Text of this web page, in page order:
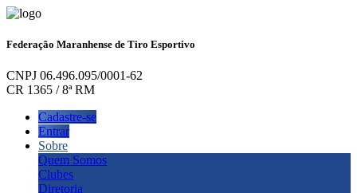
Federação Maranhense de Tiro Esportivo
CNPJ 06.496.095/0001-62
CR 1365 / 8ª RM
Cadastre-se
Entrar
Sobre
Quem Somos
Clubes
Diretoria